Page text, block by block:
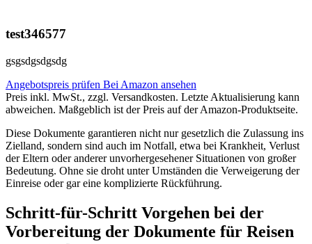
test346577
gsgsdgsdgsdg
Angebotspreis prüfen Bei Amazon ansehen
Preis inkl. MwSt., zzgl. Versandkosten. Letzte Aktualisierung kann
abweichen. Maßgeblich ist der Preis auf der Amazon-Produktseite.
Diese Dokumente garantieren nicht nur gesetzlich die Zulassung ins
Zielland, sondern sind auch im Notfall, etwa bei Krankheit, Verlust
der Eltern oder anderer unvorhergesehener Situationen von großer
Bedeutung. Ohne sie droht unter Umständen die Verweigerung der
Einreise oder gar eine komplizierte Rückführung.
Schritt-für-Schritt Vorgehen bei der
Vorbereitung der Dokumente für Reisen